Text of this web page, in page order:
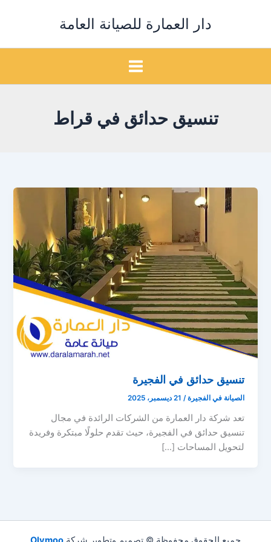
دار العمارة للصيانة العامة
تنسيق حدائق في قراط
تنسيق حدائق في الفجيرة
الصيانة في الفجيرة/ 21 ديسمبر، 2025
تعد شركة دار العمارة من الشركات الرائدة في مجال
تنسيق حدائق في الفجيرة، حيث تقدم حلولًا مبتكرة وفريدة
لتحويل المساحات […]